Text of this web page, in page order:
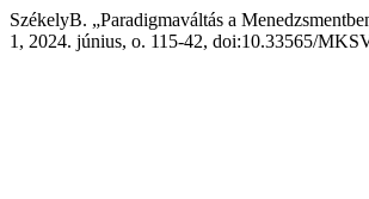
SzékelyB. „Paradigmaváltás a
1, 2024. június, o. 115-42, doi:10.33565/